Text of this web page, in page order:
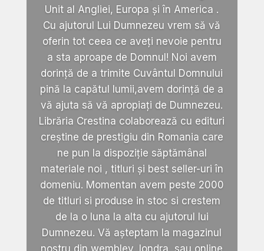
Unit al Angliei, Europa și în America .
Cu ajutorul Lui Dumnezeu vrem să vă
oferin tot ceea ce aveți nevoie pentru
a sta aproape de Domnul! Noi avem
dorință de a trimite Cuvântul Domnului
pină la capătul lumii,avem dorință de a
vă ajuta să vă apropiați de Dumnezeu.
Librăria Crestina colaborează cu edituri
creștine de prestigiu din Romania care
ne pun la dispoziție săptămânal
materiale noi , titluri și best seller-uri în
domeniu. Momentan avem peste 2000
de titluri si produse in stoc si crestem
de la o luna la alta cu ajutorul lui
Dumnezeu. Vă așteptam la magazinul
nostru din wembley, londra, sau online